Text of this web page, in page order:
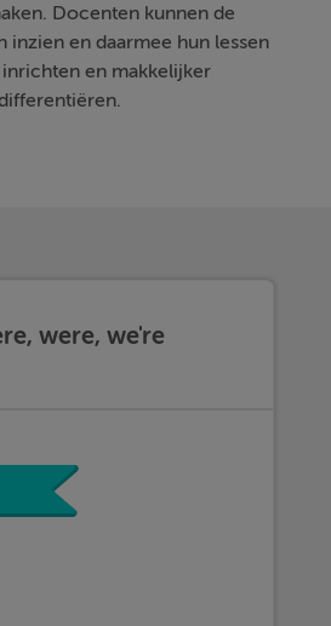
Docenten kunnen de
inzien en daarmee hun lessen
en makkelijker
were, we're